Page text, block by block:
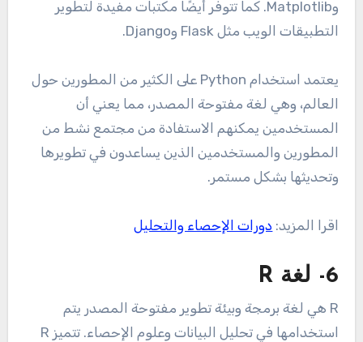
وMatplotlib. كما تتوفر أيضًا مكتبات مفيدة لتطوير
التطبيقات الويب مثل Flask وDjango.
يعتمد استخدام Python على الكثير من المطورين حول
العالم، وهي لغة مفتوحة المصدر، مما يعني أن
المستخدمين يمكنهم الاستفادة من مجتمع نشط من
المطورين والمستخدمين الذين يساعدون في تطويرها
وتحديثها بشكل مستمر.
اقرا المزيد: دورات الإحصاء والتحليل
6- لغة R
R هي لغة برمجة وبيئة تطوير مفتوحة المصدر يتم
استخدامها في تحليل البيانات وعلوم الإحصاء. تتميز R